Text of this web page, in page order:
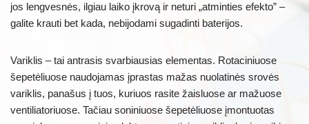
jos lengvesnės, ilgiau laiko įkrovą ir neturi „atminties efekto” –
galite krauti bet kada, nebijodami sugadinti baterijos.
Variklis – tai antrasis svarbiausias elementas. Rotaciniuose
šepetėliuose naudojamas įprastas mažas nuolatinės srovės
variklis, panašus į tuos, kuriuos rasite žaisluose ar mažuose
ventiliatoriuose. Tačiau soniniuose šepetėliuose įmontuotas